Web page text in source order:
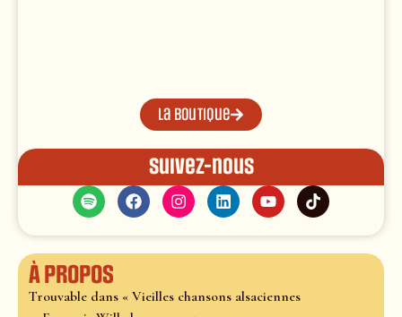
La boutique
Suivez-nous
À propos
Trouvable dans « Vieilles chansons alsaciennes